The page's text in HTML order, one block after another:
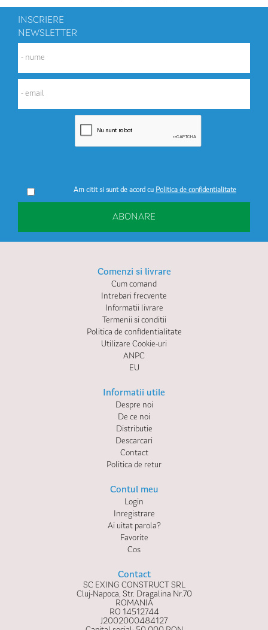
INSCRIERE
NEWSLETTER
Am citit si sunt de acord cu Politica de confidentialitate
ABONARE
Comenzi si livrare
Cum comand
Intrebari frecvente
Informatii livrare
Termenii si conditii
Politica de confidentialitate
Utilizare Cookie-uri
ANPC
EU
Informatii utile
Despre noi
De ce noi
Distributie
Descarcari
Contact
Politica de retur
Contul meu
Login
Inregistrare
Ai uitat parola?
Favorite
Cos
Contact
SC EXING CONSTRUCT SRL
Cluj-Napoca, Str. Dragalina Nr.70
ROMANIA
RO 14512744
J2002000484127